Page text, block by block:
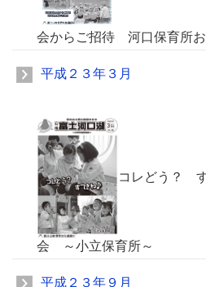
会からご招待 河口保育所お
平成２３年３月
コレどう？
会 ～小立保育所～
平成２３年９月